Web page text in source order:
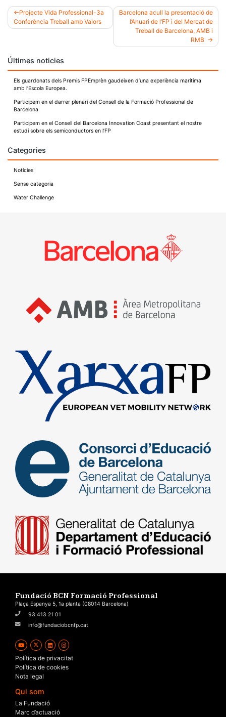
Navegació
Projecte Vida Professional-3a
Conferència Treball amb Valors
Barcelona acull la presentació de
l’Anuari de l’FP i del Mercat de
Treball de Barcelona, AMB i
RMB
Últimes noticies
Els guardonats dels Premis FPEmprèn gaudeixen d’una experiència marítima
amb l’Escola Europea.
Participem en el darrer plenari del Consell de la Formació Professional de
Barcelona
Participem en el Consell del Barcelona Innovation Coast presentant el nostre
estudi sobre els semiconductors en l’FP
Categories
Notícies
Sense categoria
Water Challenge
Fundació BCN Formació Professional
Plaça Espanya 5, 1a planta (08014 Barcelona)
93 413 21 01
info@fundaciobcnfp.cat
Política de privacitat
Política de cookies
Nota legal
Qui som
La Fundació
Marc d’actuació